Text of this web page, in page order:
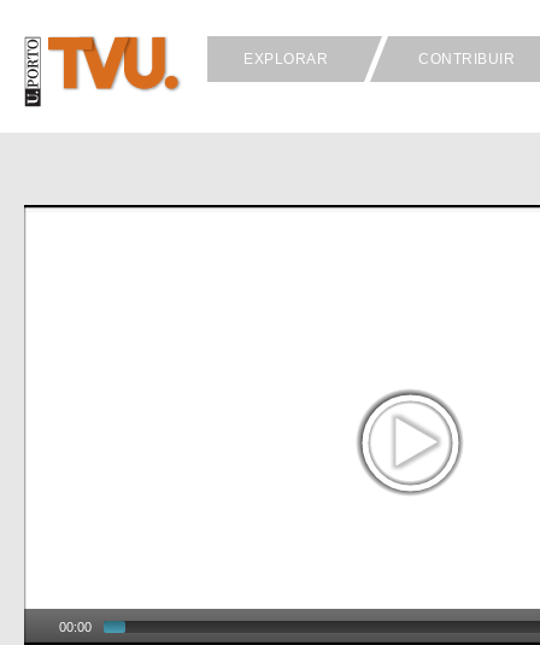
EXPLORAR CONTRIBUIR
00:00